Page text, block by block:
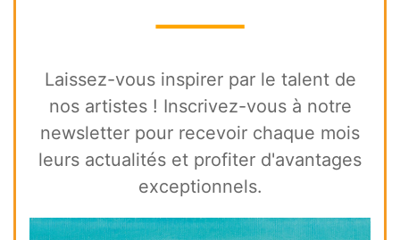
⸻
Laissez-vous inspirer par le talent de
nos artistes ! Inscrivez-vous à notre
newsletter pour recevoir chaque mois
leurs actualités et profiter d'avantages
exceptionnels.